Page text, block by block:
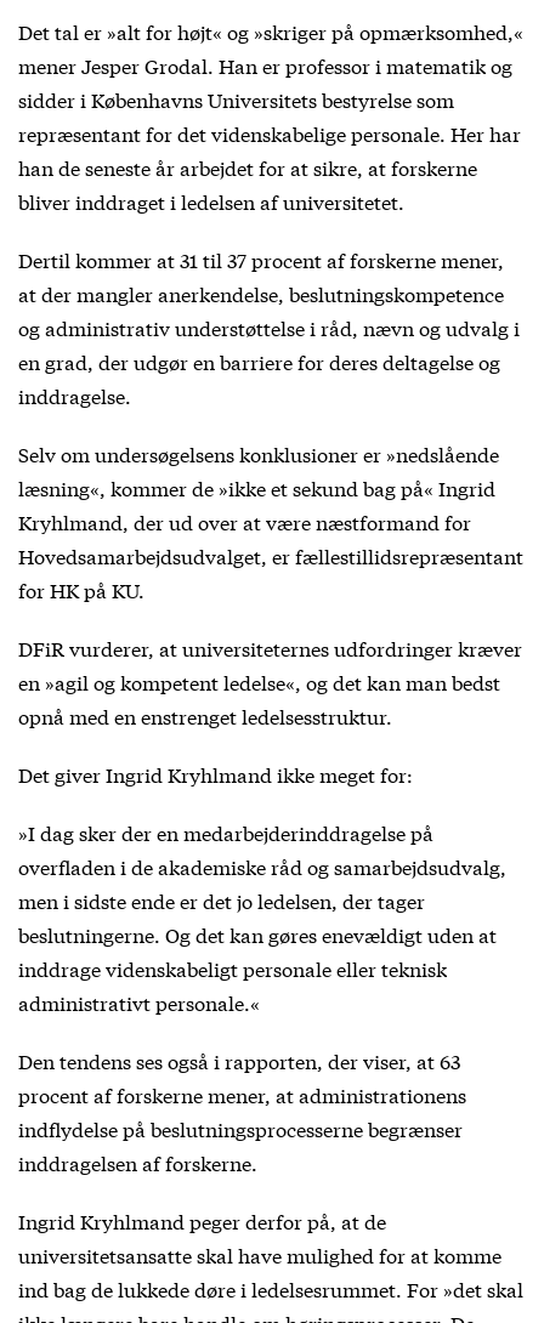
Det tal er »alt for højt« og »skriger på opmærksomhed,«
mener Jesper Grodal. Han er professor i matematik og
sidder i Københavns Universitets bestyrelse som
repræsentant for det videnskabelige personale. Her har
han de seneste år arbejdet for at sikre, at forskerne
bliver inddraget i ledelsen af universitetet.
Dertil kommer at 31 til 37 procent af forskerne mener,
at der mangler anerkendelse, beslutningskompetence
og administrativ understøttelse i råd, nævn og udvalg i
en grad, der udgør en barriere for deres deltagelse og
inddragelse.
Selv om undersøgelsens konklusioner er »nedslående
læsning«, kommer de »ikke et sekund bag på« Ingrid
Kryhlmand, der ud over at være næstformand for
Hovedsamarbejdsudvalget, er fællestillidsrepræsentant
for HK på KU.
DFiR vurderer, at universiteternes udfordringer kræver
en »agil og kompetent ledelse«, og det kan man bedst
opnå med en enstrenget ledelsesstruktur.
Det giver Ingrid Kryhlmand ikke meget for:
»I dag sker der en medarbejderinddragelse på
overfladen i de akademiske råd og samarbejdsudvalg,
men i sidste ende er det jo ledelsen, der tager
beslutningerne. Og det kan gøres enevældigt uden at
inddrage videnskabeligt personale eller teknisk
administrativt personale.«
Den tendens ses også i rapporten, der viser, at 63
procent af forskerne mener, at administrationens
indflydelse på beslutningsprocesserne begrænser
inddragelsen af forskerne.
Ingrid Kryhlmand peger derfor på, at de
universitetsansatte skal have mulighed for at komme
ind bag de lukkede døre i ledelsesrummet. For »det skal